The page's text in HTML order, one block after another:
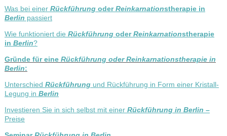
Was bei einer RückführungoderReinkarnationstherapie in
Berlin passiert
Wie funktioniert die RückführungoderReinkarnationstherapie
in Berlin?
Gründe für eine Rückführung oder Reinkarnationstherapie in
Berlin:
Unterschied Rückführungund Rückführung in Form einer Kristall-
Legung in Berlin
Investieren Sie in sich selbst mit einer Rückführung in Berlin –
Preise